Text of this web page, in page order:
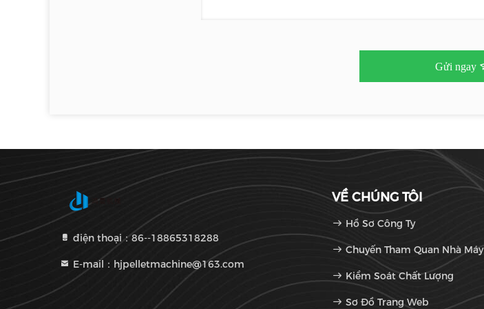
Gửi ngay
điện thoại：86--18865318288
E-mail：hjpelletmachine@163.com
VỀ CHÚNG TÔI
Hồ Sơ Công Ty
Chuyến Tham Quan Nhà Máy
Kiểm Soát Chất Lượng
Sơ Đồ Trang Web